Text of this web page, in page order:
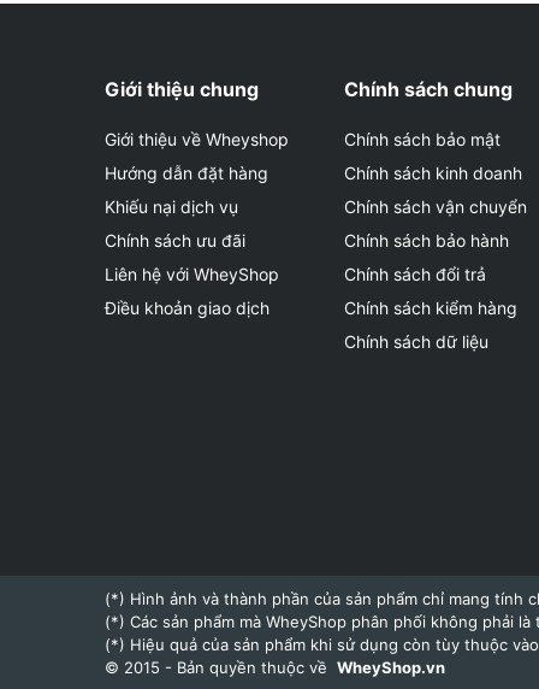
Giới thiệu chung
Giới thiệu về Wheyshop
Hướng dẫn đặt hàng
Khiếu nại dịch vụ
Chính sách ưu đãi
Liên hệ với WheyShop
Điều khoản giao dịch
Chính sách chung
Chính sách bảo mật
Chính sách kinh doanh
Chính sách vận chuyển
Chính sách bảo hành
Chính sách đổi trả
Chính sách kiểm hàng
Chính sách dữ liệu
(*) Hình ảnh và thành phần của sản phẩm chỉ mang tính
(*) Các sản phẩm mà WheyShop phân phối không phải
(*) Hiệu quả của sản phẩm khi sử dụng còn tùy thuộc
© 2015 - Bản quyền thuộc về WheyShop.vn